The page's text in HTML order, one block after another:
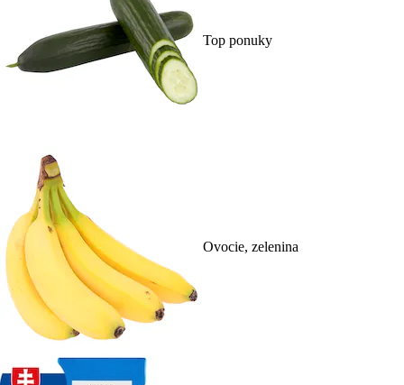
Top ponuky
Ovocie, zelenina